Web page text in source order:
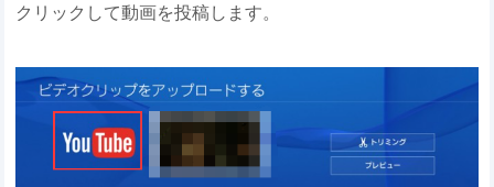
クリックして動画を投稿します。